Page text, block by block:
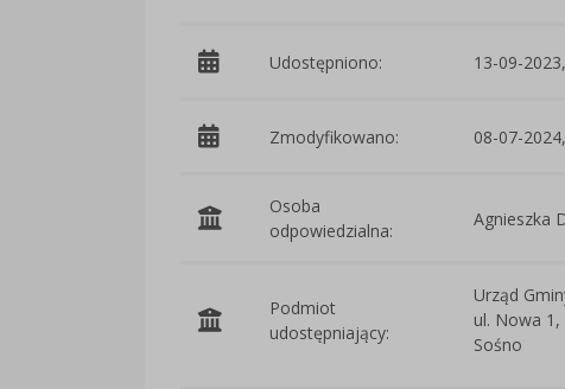
Udostępniono: 13-09-
Zmodyfikowano: 08-07-
Osoba
odpowiedzialna:
Agnieszka
Podmiot
udostępniający:
Urząd
ul. Nowa 1,
Sośno